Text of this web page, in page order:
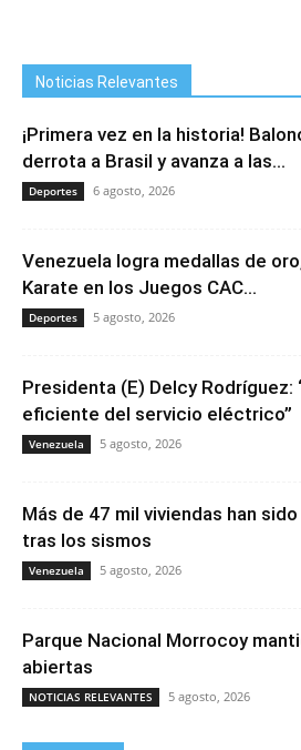
Noticias Relevantes
¡Primera vez en la historia!
derrota a Brasil y avanza a las...
Deportes 6 agosto, 2026
Venezuela logra medallas de
Karate en los Juegos CAC...
Deportes 5 agosto, 2026
Presidenta (E) Delcy Rodríguez:
eficiente del servicio eléctrico”
Venezuela 5 agosto, 2026
Más de 47 mil viviendas han
tras los sismos
Venezuela 5 agosto, 2026
Parque Nacional Morrocoy
abiertas
NOTICIAS RELEVANTES 5 agosto, 2026